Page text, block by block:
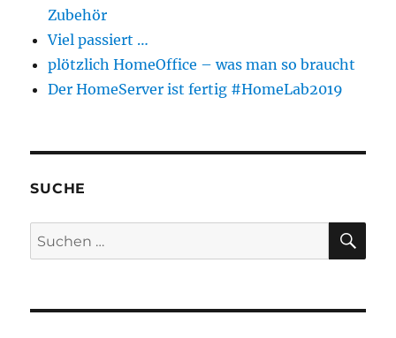
Zubehör
Viel passiert …
plötzlich HomeOffice – was man so braucht
Der HomeServer ist fertig #HomeLab2019
SUCHE
Suchen
nach: